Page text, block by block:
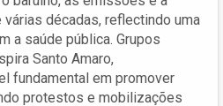
décadas, reflectindo uma
a saúde pública. Grupos
Santo Amaro,
fundamental em promover
protestos e mobilizações